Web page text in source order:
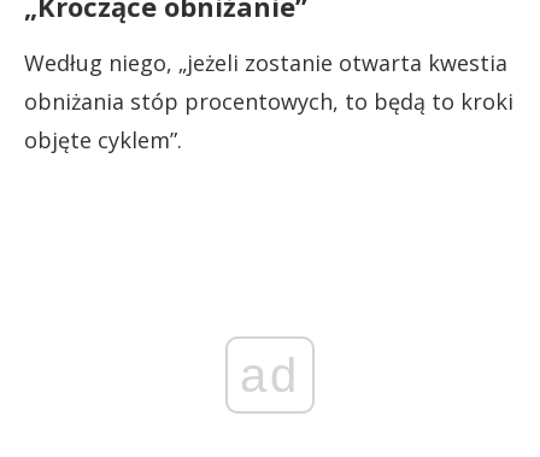
Według niego, „jeżeli zostanie otwarta kwestia
obniżania stóp procentowych, to będą to kroki
objęte cyklem”.
ad